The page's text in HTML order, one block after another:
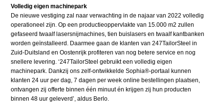
Volledig eigen machinepark
De nieuwe vestiging zal naar verwachting in de najaar van 2022 volledig
operationeel zijn. Op een productieoppervlakte van 15.000 m2 zullen
gefaseerd twaalf lasersnijmachines, tien buislasers en twaalf kantbanken
worden geïnstalleerd. Daarmee gaan de klanten van 247TailorSteel in
Zuid-Duitsland en Oostenrijk profiteren van nog betere service en nog
snellere levering. ‘247TailorSteel gebruikt een volledig eigen
machinepark. Dankzij ons zelf-ontwikkelde Sophia®-portaal kunnen
klanten 24 uur per dag, 7 dagen per week online bestellingen plaatsen,
ontvangen zij offerte binnen één minuut én krijgen zij hun producten
binnen 48 uur geleverd’, aldus Berlo.